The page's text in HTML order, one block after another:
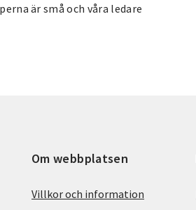
är små och våra ledare
Om webbplatsen
Villkor och information